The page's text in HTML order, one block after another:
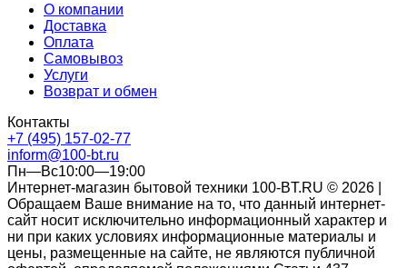
О компании
Доставка
Оплата
Самовывоз
Услуги
Возврат и обмен
Контакты
+7 (495) 157-02-77
inform@100-bt.ru
Пн—Вс10:00—19:00
Интернет-магазин бытовой техники 100-BT.RU © 2026 |
Обращаем Ваше внимание на то, что данный интернет-
сайт носит исключительно информационный характер и
ни при каких условиях информационные материалы и
цены, размещенные на сайте, не являются публичной